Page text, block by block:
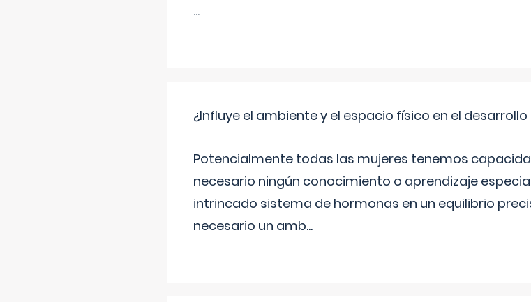
...
¿Influye el ambiente y el espacio físico en el
Potencialmente todas las mujeres tenemos
necesario ningún conocimiento o aprendizaje
intrincado sistema de hormonas en un equilibrio
necesario un amb...